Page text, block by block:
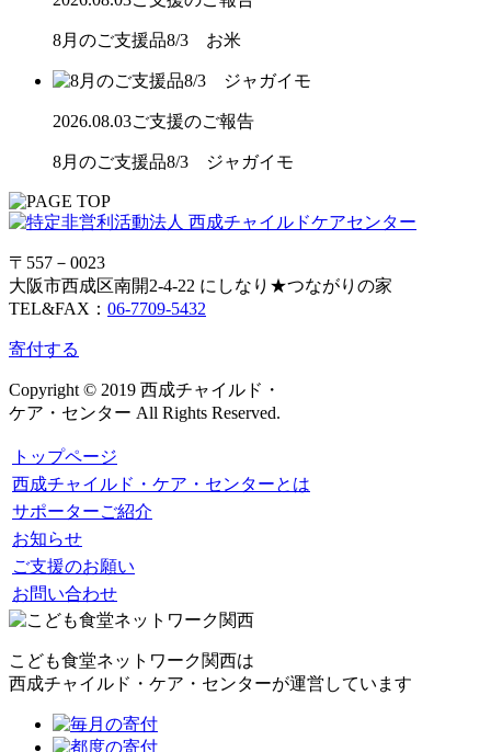
8月のご支援品8/3 お米
2026.08.03ご支援のご報告
8月のご支援品8/3 ジャガイモ
〒557－0023
大阪市西成区南開2-4-22 にしなり★つながりの家
TEL&FAX： 06-7709-5432
寄付する
Copyright © 2019 西成チャイルド・
ケア・センター All Rights Reserved.
トップページ
西成チャイルド・ケア・センターとは
サポーターご紹介
お知らせ
ご支援のお願い
お問い合わせ
こども食堂ネットワーク関西は
西成チャイルド・ケア・センターが運営しています